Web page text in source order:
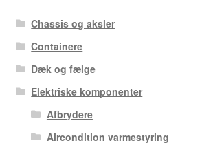
Chassis og aksler
Containere
Dæk og fælge
Elektriske komponenter
Afbrydere
Aircondition varmestyring